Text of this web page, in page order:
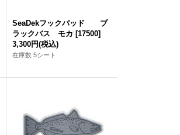
SeaDekフックパッド ブ
ラックバス モカ [17500]
3,300円(税込)
在庫数 5シート